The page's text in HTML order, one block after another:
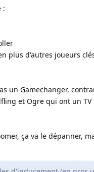
:
plus d'autres joueurs
un Gamechanger,
et Ogre qui ont un
ça va le dépanner,